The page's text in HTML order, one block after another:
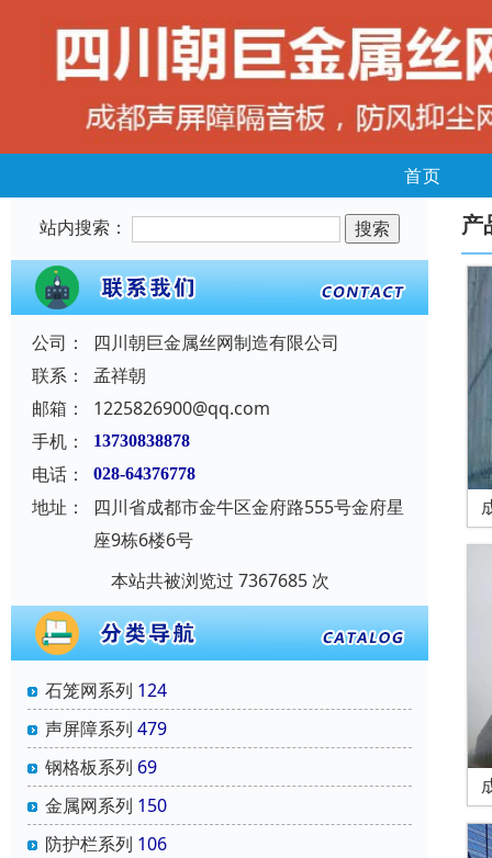
首页
站内搜索：
公司：
四川朝巨金属丝网制造有限公司
联系：
孟祥朝
邮箱：
1225826900@qq.com
手机：
13730838878
电话： 028-64376778
地址：
四川省成都市金牛区金府路555号金府星
座9栋6楼6号
本站共被浏览过 7367685 次
石笼网系列 124
声屏障系列 479
钢格板系列 69
金属网系列 150
防护栏系列 106
产